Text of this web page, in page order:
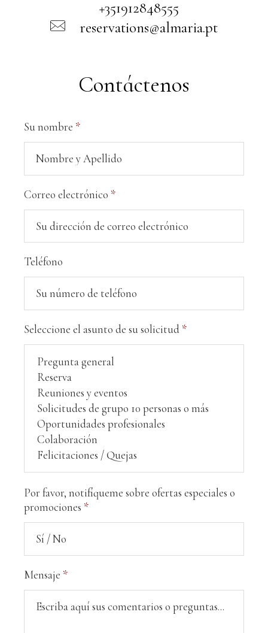
+351912848555
reservations@almaria.pt
Contáctenos
Su nombre *
Correo electrónico *
Teléfono
Seleccione el asunto de su solicitud *
Por favor, notifíqueme sobre ofertas especiales o
promociones *
Mensaje *